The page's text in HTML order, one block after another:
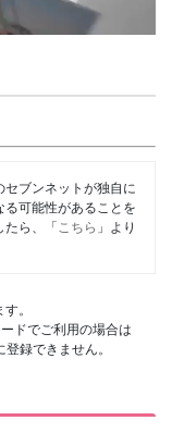
セブンネットが独自に
可能性があることを
たら、「 こちら 」より
。
ドでご利用の場合は
録できません。